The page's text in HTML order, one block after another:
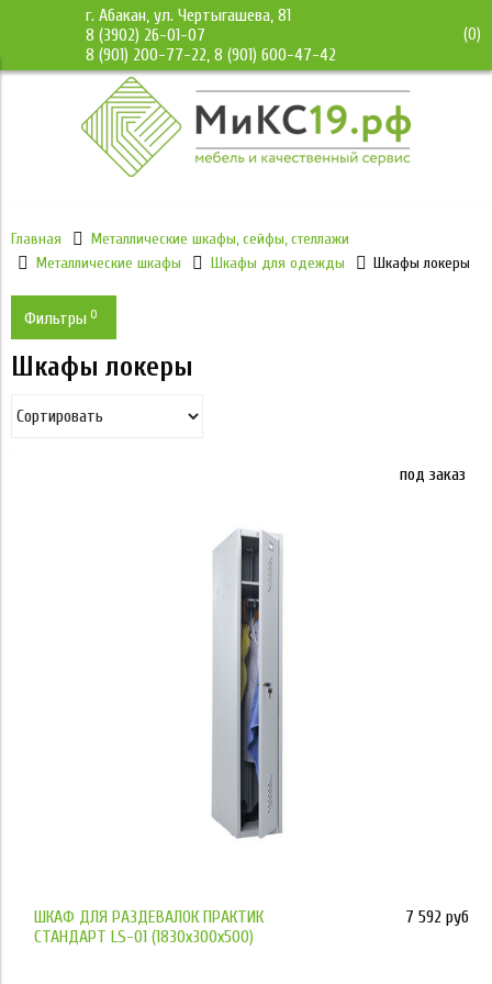
г. Абакан, ул. Чертыгашева, 81
8 (3902) 26-01-07
8 (901) 200-77-22, 8 (901) 600-47-42
(0)
Главная
Металлические шкафы, сейфы, стеллажи
Металлические шкафы
Шкафы для одежды Шкафы локеры
Фильтры 0
Цена
Шкафы локеры
под заказ
ШКАФ ДЛЯ РАЗДЕВАЛОК ПРАКТИК
СТАНДАРТ LS-01 (1830x300x500)
7 592 руб